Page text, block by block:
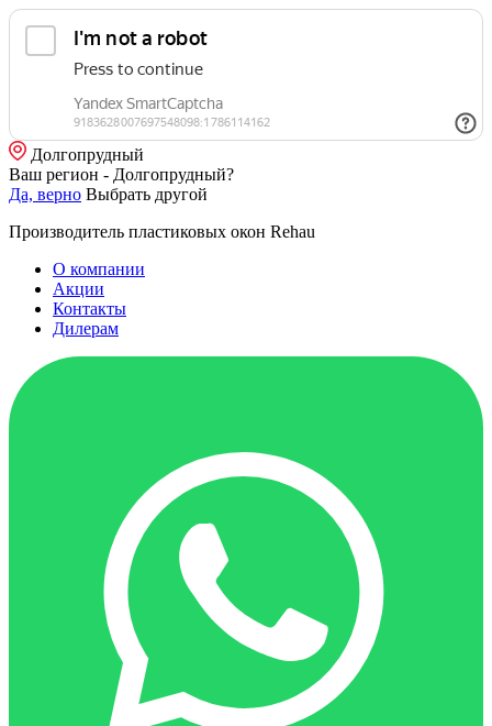
Долгопрудный
Ваш регион - Долгопрудный?
Да, верно Выбрать другой
Производитель пластиковых окон Rehau
О компании
Акции
Контакты
Дилерам